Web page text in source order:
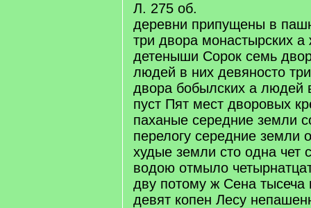
Л. 275 об.
деревни припущены в
три двора монастырских а
детеныши Сорок семь
людей в них девяносто
двора бобылских а людей
пуст Пят мест дворовых
паханые середние земли
перелогу середние земли
худые земли сто одна чет
водою отмыло
дву потому ж Сена тысеча
девят копен Лесу